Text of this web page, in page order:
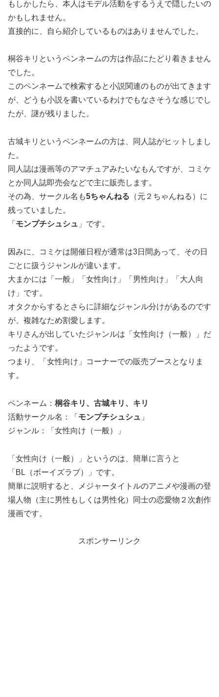
もしかしたら、本人はモデル活動をするうえで隠したいの
かもしれません。
直接的に、自ら紹介しているものはありませんでした。
桐谷キリというペンネームの方は作品にたどり着きません
でした。
このペンネームで検索すると小説関連のものが出てきます
が、どうも小説を書いているわけでもなさそうな感じでし
たが、謎が残りました。
古城キリというペンネームの方は、同人誌がヒットしまし
た。
同人誌は漫画等のアマチュアみたいなもんですが、コミケ
とか同人誌即売会などで主に販売します。
その為、サークル名も5ちゃんねる （元２ちゃんねる）に
残っていました。
「 モンプチシュシュ 」です。
因みに、コミケは開催日程が通常は3日間あって、その日
ごとに扱うジャンルが違います。
大まかには「一般」「女性向け」「男性向け」「大人向
け」です。
オタクからするとさらに詳細なジャンル分けがあるのです
が、複雑なため割愛します。
キリさんが出していたジャンルは「女性向け（一般）」だ
ったようです。
つまり、「女性向け」コーナーでの販売ブースとなりま
す。
ペンネーム： 桐谷キリ、古城キリ、キリ
活動サークル名：「 モンプチシュシュ 」
ジャンル：「女性向け（一般）」
「女性向け（一般）」というのは、簡単に言うと
「BL（ボーイズラブ）」です。
簡単に説明すると、メジャータイトルのアニメや漫画の登
場人物（主に男性もしくは男性化）同士の恋愛物２次創作
漫画です。
スポンサーリンク